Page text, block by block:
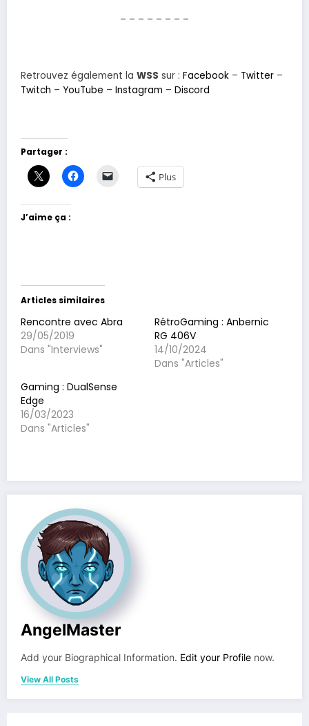
– – – – – – – –
Retrouvez également la WSS sur : Facebook – Twitter –
Twitch – YouTube – Instagram – Discord
Partager :
Plus
J’aime ça :
Articles similaires
Rencontre avec Abra
29/05/2019
Dans "Interviews"
RétroGaming : Anbernic
RG 406V
14/10/2024
Dans "Articles"
Gaming : DualSense
Edge
16/03/2023
Dans "Articles"
AngelMaster
Add your Biographical Information. Edit your Profile now.
View All Posts